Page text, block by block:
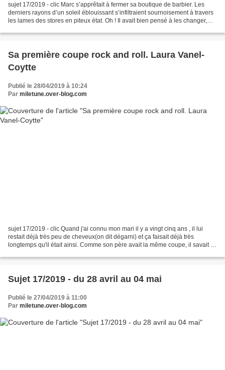
sujet 17/2019 - clic Marc s’apprêtait à fermer sa boutique de barbier. Les
derniers rayons d’un soleil éblouissant s’infiltraient sournoisement à travers
les lames des stores en piteux état. Oh ! Il avait bien pensé à les changer,
Sa première coupe rock and roll. Laura Vanel-
Coytte
Publié le 28/04/2019 à 10:24
Par miletune.over-blog.com
sujet 17/2019 - clic Quand j'ai connu mon mari il y a vingt cinq ans , il lui
restait déjà très peu de cheveux(on dit dégarni) et ça faisait déjà très
longtemps qu'il était ainsi. Comme son père avait la même coupe, il savait ce
Sujet 17/2019 - du 28 avril au 04 mai
Publié le 27/04/2019 à 11:00
Par miletune.over-blog.com